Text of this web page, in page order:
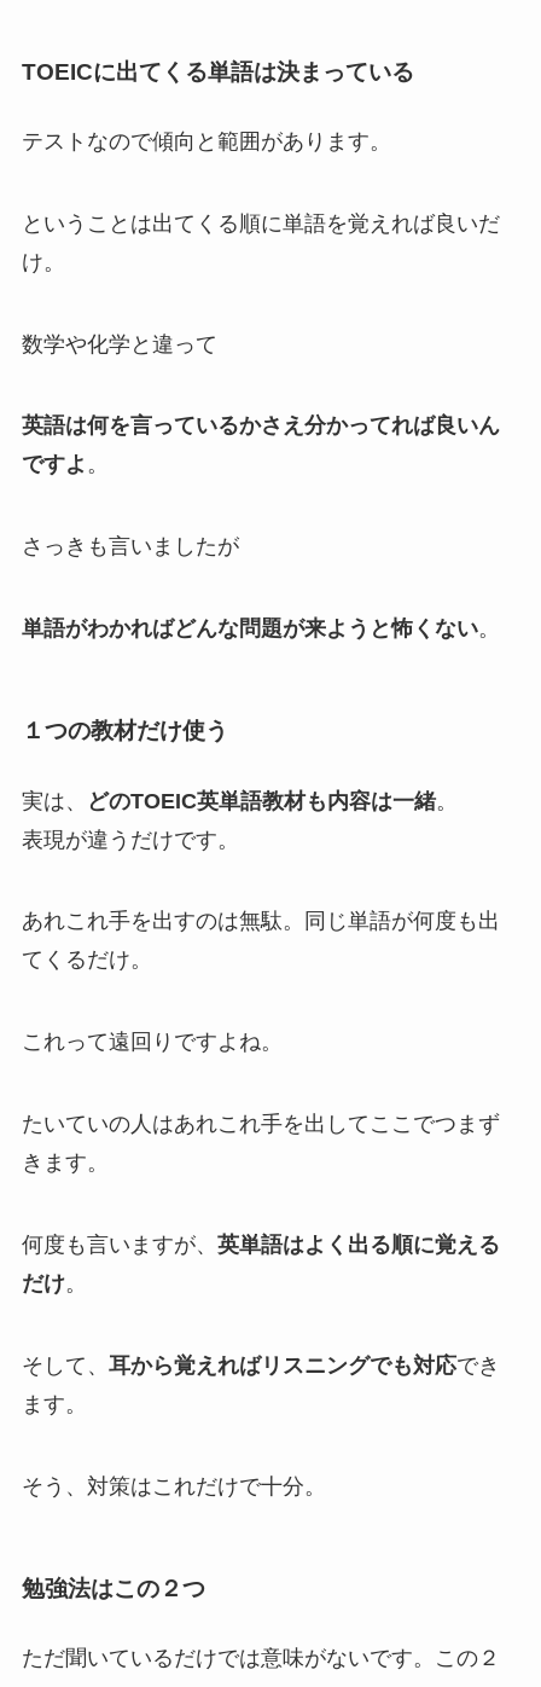
TOEICに出てくる単語は決まっている
テストなので傾向と範囲があります。
ということは出てくる順に単語を覚えれば良いだ
け。
数学や化学と違って
英語は何を言っているかさえ分かってれば良いん
ですよ 。
さっきも言いましたが
単語がわかればどんな問題が来ようと怖くない。
１つの教材だけ使う
実は、 どのTOEIC英単語教材も内容は一緒。
表現が違うだけです。
あれこれ手を出すのは無駄。同じ単語が何度も出
てくるだけ。
これって遠回りですよね。
たいていの人はあれこれ手を出してここでつまず
きます。
何度も言いますが、 英単語はよく出る順に覚える
だけ。
そして、 耳から覚えればリスニングでも対応でき
ます。
そう、対策はこれだけで十分。
勉強法はこの２つ
ただ聞いているだけでは意味がないです。この２